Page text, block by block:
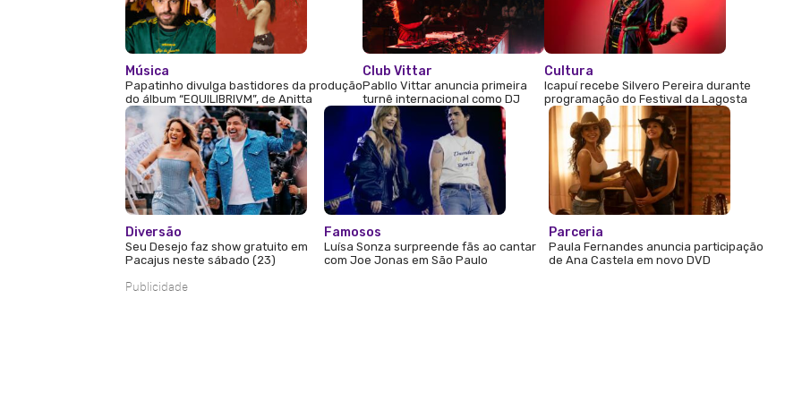
Música
Papatinho divulga bastidores da produção
do álbum “EQUILIBRIVM”, de Anitta
Club Vittar
Pabllo Vittar anuncia primeira
turnê internacional como DJ
Cultura
Icapuí recebe Silvero Pereira durante
programação do Festival da Lagosta
Diversão
Seu Desejo faz show gratuito em
Pacajus neste sábado (23)
Famosos
Luísa Sonza surpreende fãs ao cantar
com Joe Jonas em São Paulo
Parceria
Paula Fernandes anuncia participação
de Ana Castela em novo DVD
Publicidade